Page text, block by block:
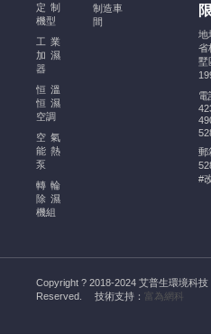
調
定制
機型
工業
加濕
器
恒溫
恒濕
空調
空氣
能熱
泵
轉輪
除濕
機組
制造車
間
地
省
墅
電
郵
#
Copyright ? 2018-2024 艾普生環境科
Reserved.
技術支持：富為網科